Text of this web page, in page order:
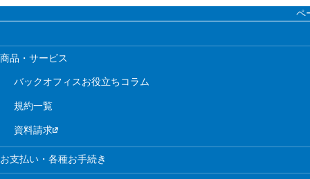
ペ
商品・サービス
バックオフィスお役立ちコラム
規約一覧
資料請求
お支払い・各種お手続き